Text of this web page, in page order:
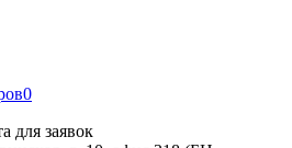
0
для заявок